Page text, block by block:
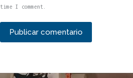
time I comment.
Publicar comentario